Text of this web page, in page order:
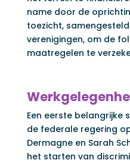
name door de
toezicht,
verenigingen, om de
maatregelen te
Een eerste belangrijke
de federale regering
Dermagne en Sarah
het starten van